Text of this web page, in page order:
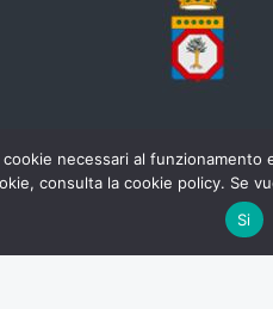
necessari al
consulta la cookie policy. Se
Si